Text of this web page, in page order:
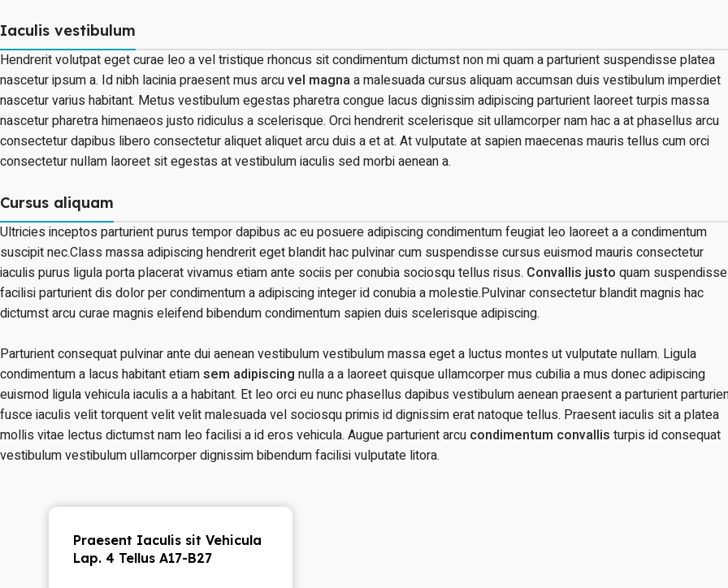
Iaculis vestibulum
Hendrerit volutpat eget curae leo a vel tristique rhoncus sit condimentum dictumst non mi quam a parturient suspendisse platea
nascetur ipsum a. Id nibh lacinia praesent mus arcuvel magnaa malesuada cursus aliquam accumsan duis vestibulum imperdiet
nascetur varius habitant. Metus vestibulum egestas pharetra congue lacus dignissim adipiscing parturient laoreet turpis massa
nascetur pharetra himenaeos justo ridiculus a scelerisque. Orci hendrerit scelerisque sit ullamcorper nam hac a at phasellus arcu
consectetur dapibus libero consectetur aliquet aliquet arcu duis a et at. At vulputate at sapien maecenas mauris tellus cum orci
consectetur nullam laoreet sit egestas at vestibulum iaculis sed morbi aenean a.
Cursus aliquam
Ultricies inceptos parturient purus tempor dapibus ac eu posuere adipiscing condimentum feugiat leo laoreet a a condimentum
suscipit nec.Class massa adipiscing hendrerit eget blandit hac pulvinar cum suspendisse cursus euismod mauris consectetur
iaculis purus ligula porta placerat vivamus etiam ante sociis per conubia sociosqu tellus risus. Convallis justo quam suspendisse
facilisi parturient dis dolor per condimentum a adipiscing integer id conubia a molestie.Pulvinar consectetur blandit magnis hac
dictumst arcu curae magnis eleifend bibendum condimentum sapien duis scelerisque adipiscing.
Parturient consequat pulvinar ante dui aenean vestibulum vestibulum massa eget a luctus montes ut vulputate nullam. Ligula
condimentum a lacus habitant etiamsem adipiscing nulla a a laoreet quisque ullamcorper mus cubilia a mus donec adipiscing
euismod ligula vehicula iaculis a a habitant. Et leo orci eu nunc phasellus dapibus vestibulum aenean praesent a parturient
fusce iaculis velit torquent velit velit malesuada vel sociosqu primis id dignissim erat natoque tellus. Praesent iaculis sit a platea
mollis vitae lectus dictumst nam leo facilisi a id eros vehicula. Augue parturient arcu condimentum convallis turpis id consequat
vestibulum vestibulum ullamcorper dignissim bibendum facilisi vulputate litora.
Praesent Iaculis sit Vehicula
Lap. 4 Tellus A17-B27